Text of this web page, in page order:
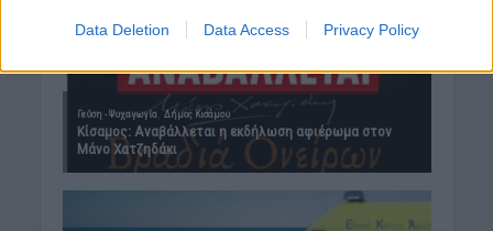
Data Deletion Data Access Privacy Policy